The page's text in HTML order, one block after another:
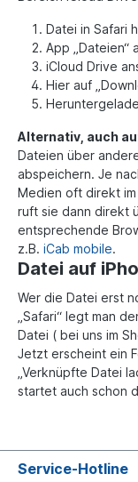
Datei in Safari
App „Dateien“
iCloud Drive
Hier auf
Alternativ, auch
Dateien über
abspeichern. Je
Medien oft direkt
ruft sie dann direkt
entsprechende
z.B. iCab mobile.
Datei auf
Wer die Datei erst
„Safari“ legt man
Datei ( bei uns im
Jetzt erscheint ein
„Verknüpfte Datei
startet auch schon
Service-Hotline